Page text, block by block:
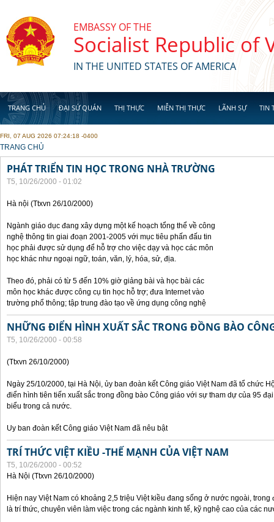
EMBASSY OF THE
Socialist Republic of
IN THE UNITED STATES OF AMERICA
TRANG CHỦ ĐẠI SỨ QUÁN THỊ THỰC MIỄN THỊ THỰC LÃNH SỰ TIN
FRI, 07 AUG 2026 07:24:18 -0400
YOU ARE HERE
TRANG CHỦ
PHÁT TRIỂN TIN HỌC TRONG NHÀ TRƯỜNG
T5, 10/26/2000 - 01:02
Hà nội (Ttxvn 26/10/2000)
Ngành giáo dục đang xây dựng một kế hoạch tổng thể về công
nghệ thông tin giai đoạn 2001-2005 với mục tiêu phấn đấu tin
học phải được sử dụng để hỗ trợ cho việc dạy và học các môn
học khác như ngoại ngữ, toán, văn, lý, hóa, sử, địa.
Theo đó, phải có từ 5 đến 10% giờ giảng bài và học bài các
môn học khác được công cụ tin học hỗ trợ; đưa Internet vào
trường phổ thông; tập trung đào tạo về ứng dụng công nghệ
NHỮNG ĐIỂN HÌNH XUẤT SẮC TRONG ĐỒNG BÀO
T5, 10/26/2000 - 00:58
(Ttxvn 26/10/2000)
Ngày 25/10/2000, tại Hà Nội, ủy ban đoàn kết Công giáo Việt Nam đã tổ chức
điển hình tiên tiến xuất sắc trong đồng bào Công giáo với sự tham dự của 95
biểu trong cả nước.
Uy ban đoàn kết Công giáo Việt Nam đã nêu bật
TRÍ THỨC VIỆT KIỀU -THẾ MẠNH CỦA VIỆT NAM
T5, 10/26/2000 - 00:52
Hà Nội (Ttxvn 26/10/2000)
Hiện nay Việt Nam có khoảng 2,5 triệu Việt kiều đang sống ở nước ngoài,
là trí thức, chuyên viên làm việc trong các ngành kinh tế, kỹ nghệ cao của các